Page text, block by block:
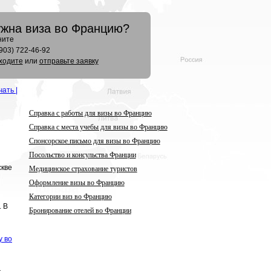
виза во Францию?
722-46-92
или отправьте заявку
|
В
во
Справка с работы для визы во Францию
Справка с места учебы для визы во Францию
Спонсорское письмо для визы во Францию
Посольство и консульства Франции
Медицинское страхование туристов
Оформление визы во Францию
Категории виз во Францию
Бронирование отелей во Франции